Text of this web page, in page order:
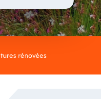
rénovées